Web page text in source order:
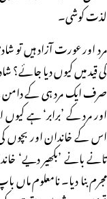
لذت کوشی۔
مرد اور عورت آزاد ہیں تو
کی قید میں کیوں دیا
صرف ایک مرد ہی کے دامن
اور مرد کے ’برابر‘ ہے
اس کے خاندان اور
تانے بانے ’بکھیر دیے‘
مجرم بنا دیا۔ نامعلوم